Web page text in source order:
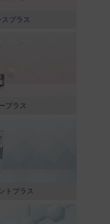
プラス
プラス
トプラス